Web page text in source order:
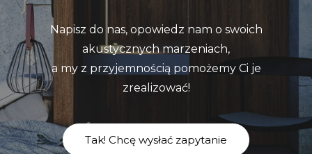
Napisz do nas, opowiedz nam o swoich
akustycznych marzeniach,
a my z przyjemnością pomożemy Ci je
zrealizować!
Tak! Chcę wysłać zapytanie